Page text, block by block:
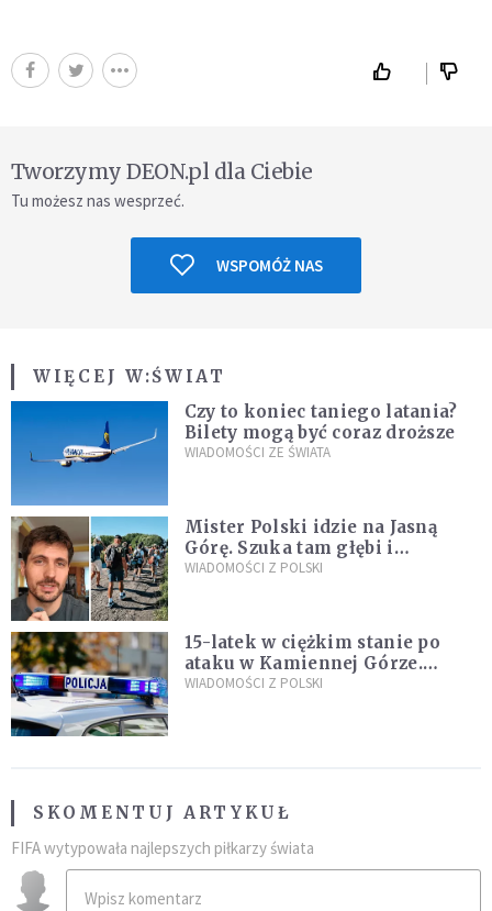
Tworzymy DEON.pl dla Ciebie
Tu możesz nas wesprzeć.
WSPOMÓŻ NAS
WIĘCEJ W:ŚWIAT
Czy to koniec taniego latania?
Bilety mogą być coraz droższe
WIADOMOŚCI ZE ŚWIATA
Mister Polski idzie na Jasną
Górę. Szuka tam głębi i
spotkania
WIADOMOŚCI Z POLSKI
15-latek w ciężkim stanie po
ataku w Kamiennej Górze.
Policja zatrzymała dwóch
WIADOMOŚCI Z POLSKI
SKOMENTUJ ARTYKUŁ
FIFA wytypowała najlepszych piłkarzy świata